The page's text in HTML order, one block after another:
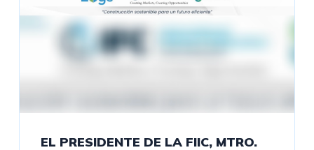
EL PRESIDENTE DE LA FIIC, MTRO.